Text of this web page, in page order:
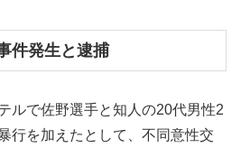
件発生と逮捕
ルで佐野選手と知人の20代男性2
行を加えたとして、不同意性交